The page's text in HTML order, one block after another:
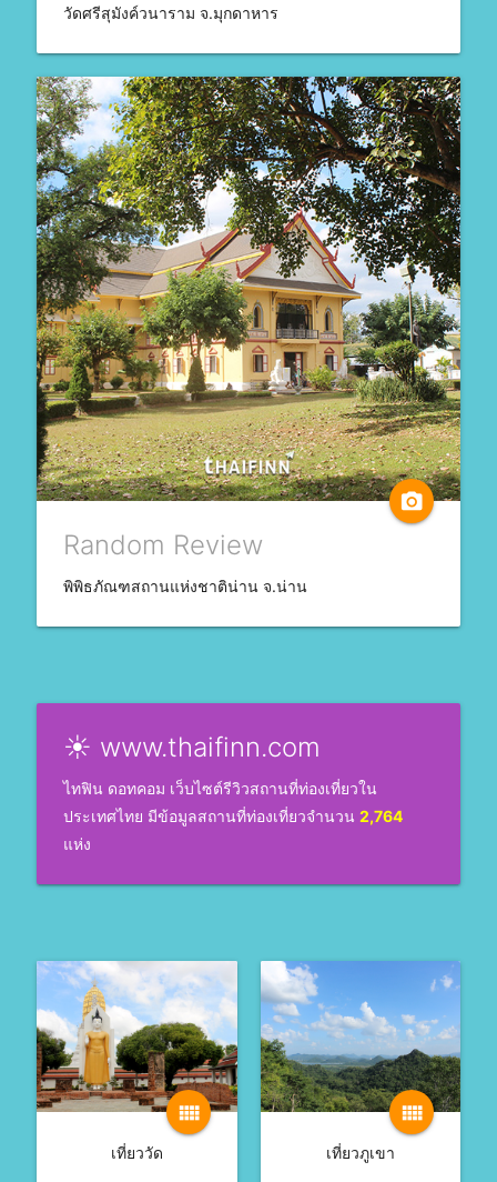
วัดศรีสุมังค์วนาราม จ.มุกดาหาร
camera_alt
Random Review
พิพิธภัณฑสถานแห่งชาติน่าน จ.น่าน
☀ www.thaifinn.com
ไทฟิน ดอทคอม เว็บไซต์รีวิวสถานที่ท่องเที่ยวใน
ประเทศไทย มีข้อมูลสถานที่ท่องเที่ยวจำนวน 2,764
แห่ง
view_comfy
เที่ยววัด
view_comfy
เที่ยวภูเขา